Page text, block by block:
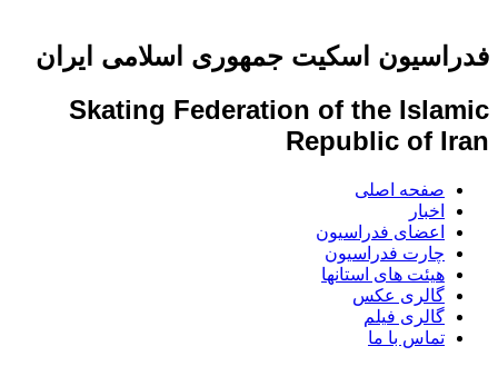
فدراسیون اسکیت جمهوری اسلامی ایران
Skating Federation of the Islamic
Republic of Iran
صفحه اصلی
اخبار
اعضای فدراسیون
چارت فدراسیون
هیئت های استانها
گالری عکس
گالری فیلم
تماس با ما